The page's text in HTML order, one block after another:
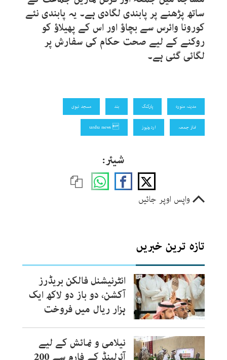
ساتھ پڑھنے پر پابندی لگادی ہے۔ یہ پابندی نئے
کورونا وائرس سے بچاﺅ اور اس کے پھیلاﺅ کو
روکنے کے لیے صحت حکام کی سفارش پر
لگائی گئی ہے۔
مدینہ منورہ پارکنگ بند مسجد نبوی
نماز جمعہ اردونیوز  urdu news
شیئر:
واپس اوپر جائیں
تازہ ترین خبریں
انٹرنیشنل فالکن بریڈرز
آکشن، دو باز دو لاکھ ایک
ہزار ریال میں فروخت
نیلامی و نمائش کے لیے